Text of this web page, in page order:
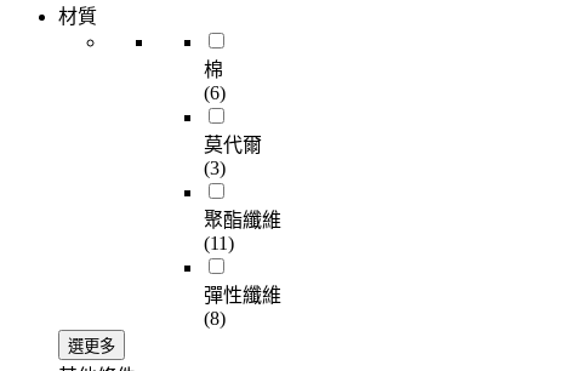
材質
棉
(6)
莫代爾
(3)
聚酯纖維
(11)
彈性纖維
(8)
選更多